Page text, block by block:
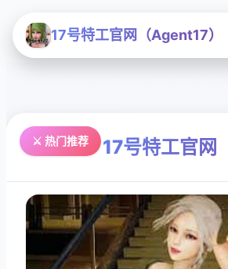
17号特工官网（Agent17）
⚔️ 热门推荐 17号特工官网